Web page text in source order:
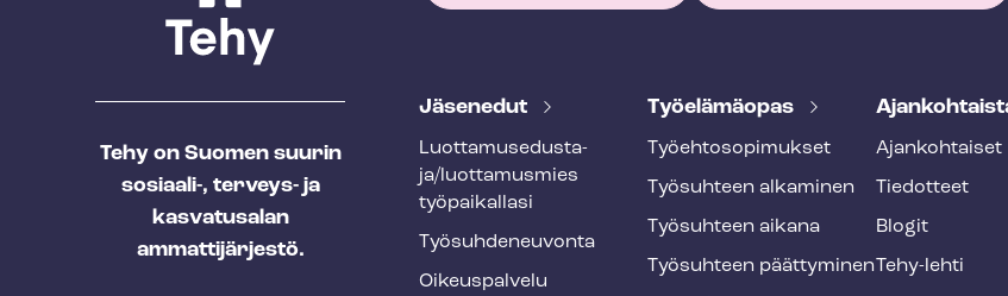
Tehy on Suomen suurin
sosiaali-, terveys- ja
kasvatusalan
ammattijärjestö.
T
h
y
f
o
Jäsenedut
Luot­ta­muse­dus­ta­
ja/luottamusmies
työpaikallasi
Työ­suh­de­neu­von­ta
Oikeuspalvelu
Työelämäopas
Työ­eh­to­so­pi­muk­set
Työsuhteen alkaminen
Työsuhteen aikana
Työsuhteen päättyminen
Ajankohtaiset
Tiedotteet
Blogit
Tehy-lehti